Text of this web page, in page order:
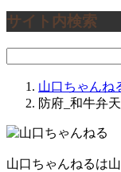
サイト内検索
山口ちゃんね
防府_和牛弁
山口ちゃんねるは